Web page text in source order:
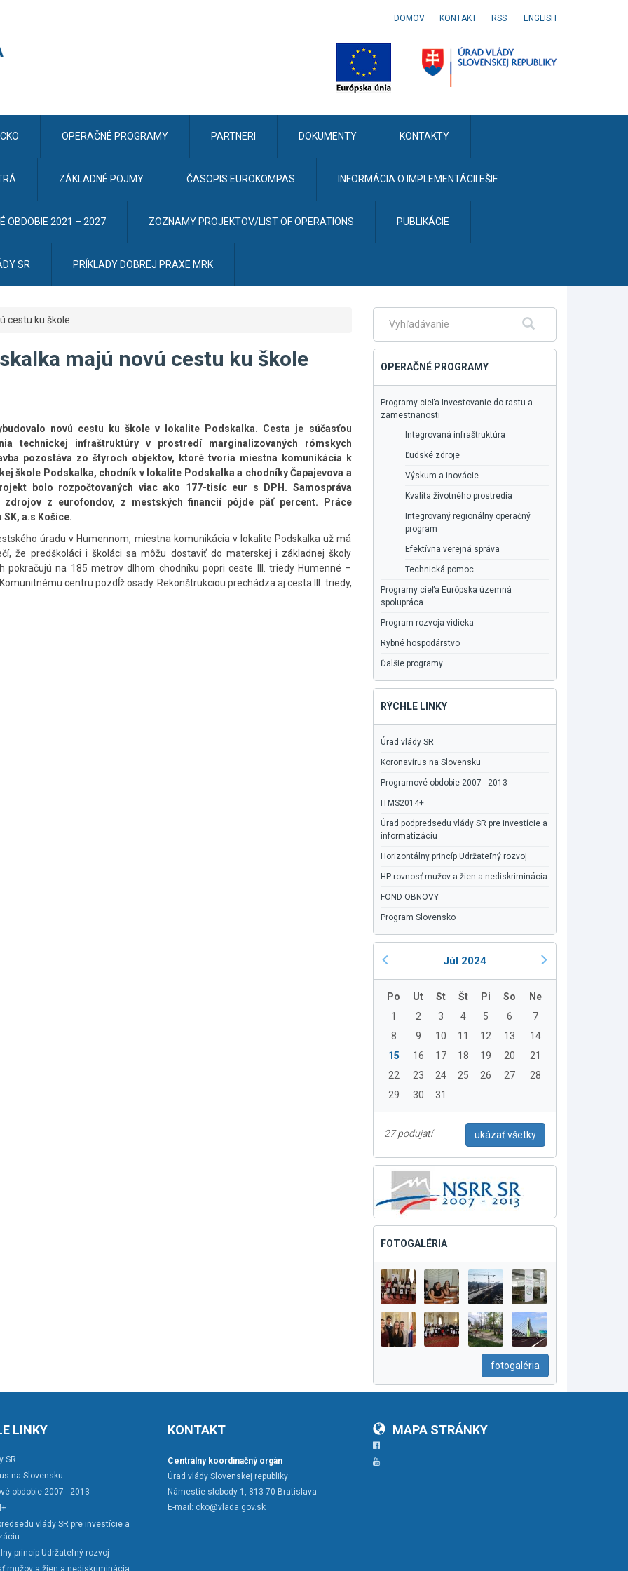
DOMOV KONTAKT RSS ENGLISH
CKO OPERAČNÉ PROGRAMY PARTNERI DOKUMENTY KONTAKTY
ZÁKLADNÉ POJMY ČASOPIS EUROKOMPAS INFORMÁCIA O IMPLEMENTÁCII EŠIF
OBDOBIE 2021 – 2027 ZOZNAMY PROJEKTOV/LIST OF OPERATIONS PUBLIKÁCIE
SR PRÍKLADY DOBREJ PRAXE MRK
cestu ku škole
majú novú cestu ku škole
novú cestu ku škole v lokalite Podskalka. Cesta je súčasťou
technickej infraštruktúry v prostredí marginalizovaných rómskych
pozostáva zo štyroch objektov, ktoré tvoria miestna komunikácia k
škole Podskalka, chodník v lokalite Podskalka a chodníky Čapajevova a
bolo rozpočtovaných viac ako 177-tisíc eur s DPH. Samospráva
zdrojov z eurofondov, z mestských financií pôjde päť percent. Práce
a.s Košice.
úradu v Humennom, miestna komunikácia v lokalite Podskalka už má
že predškoláci i školáci sa môžu dostaviť do materskej i základnej školy
pokračujú na 185 metrov dlhom chodníku popri ceste III. triedy Humenné –
centru pozdĺž osady. Rekonštrukciou prechádza aj cesta III. triedy,
Fulltextové
OPERAČNÉ PROGRAMY
Programy cieľa Investovanie do rastu a
zamestnanosti
Integrovaná infraštruktúra
Ľudské zdroje
Výskum a inovácie
Kvalita životného prostredia
Integrovaný regionálny operačný
program
Efektívna verejná správa
Technická pomoc
Programy cieľa Európska územná
spolupráca
Program rozvoja vidieka
Rybné hospodárstvo
Ďalšie programy
RÝCHLE LINKY
Úrad vlády SR
Koronavírus na Slovensku
Programové obdobie 2007 - 2013
ITMS2014+
Úrad podpredsedu vlády SR pre investície a
informatizáciu
Horizontálny princíp Udržateľný rozvoj
HP rovnosť mužov a žien a nediskriminácia
FOND OBNOVY
Program Slovensko
Júl 2024
Po Ut St Št Pi So
Ne
1
2 3 4 5 6
7
8
9 10 11 12 13
14
15
16 17 18 19 20
21
22
23 24 25 26 27
28
29
30 31
27 podujatí ukázať všetky
FOTOGALÉRIA
fotogaléria
LINKY
SR
na Slovensku
obdobie 2007 - 2013
vlády SR pre investície a
princíp Udržateľný rozvoj
mužov a žien a nediskriminácia
KONTAKT
Centrálny koordinačný orgán
Úrad vlády Slovenskej republiky
Námestie slobody 1, 813 70 Bratislava
E-mail: cko@vlada.gov.sk
MAPA STRÁNKY
Facebook
YouTube